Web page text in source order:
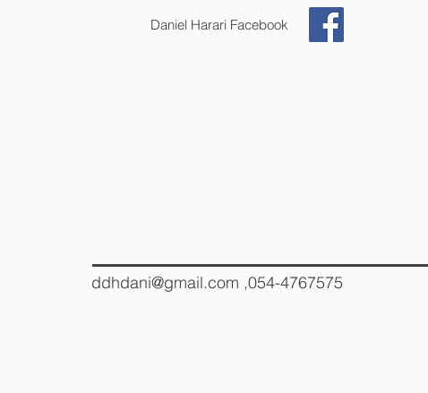
Daniel Harari Facebook
ddhdani@gmail.com ,054-4767575